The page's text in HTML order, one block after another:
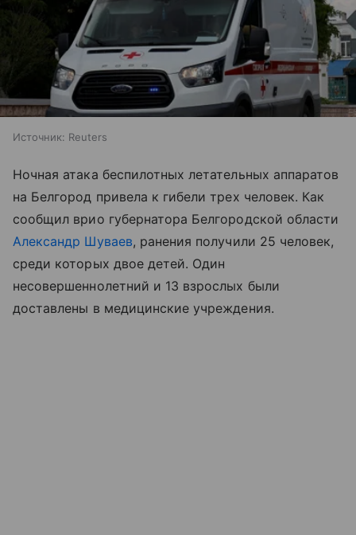
Источник: Reuters
Ночная атака беспилотных летательных аппаратов
на Белгород привела к гибели трех человек. Как
сообщил врио губернатора Белгородской области
Александр Шуваев, ранения получили 25 человек,
среди которых двое детей. Один
несовершеннолетний и 13 взрослых были
доставлены в медицинские учреждения.